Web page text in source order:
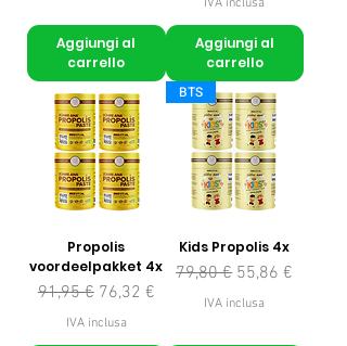
Aggiungi al
carrello
IVA inclusa
Aggiungi al
carrello
Propolis
voordeelpakket 4x
Prezzo regolare
91,95 € Prezzo scontato
76,32 €
IVA inclusa
BTS
Kids Propolis 4x
Prezzo regolare
79,80 € Prezzo scontato
55,86 €
IVA inclusa